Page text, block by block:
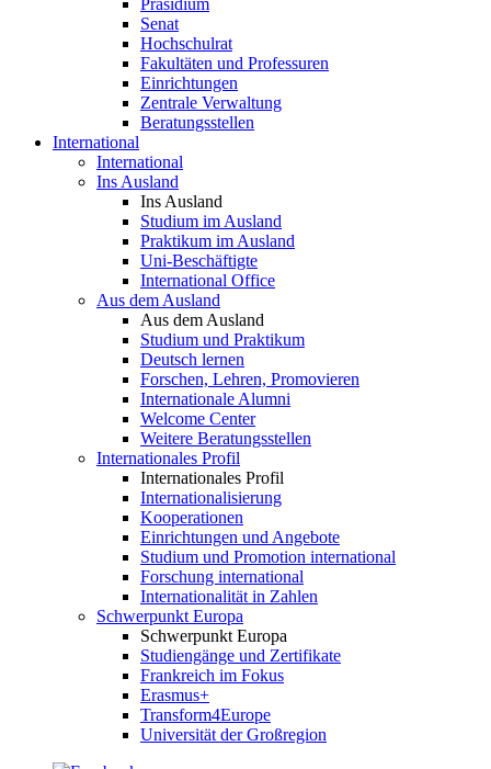
Präsidium
Senat
Hochschulrat
Fakultäten und Professuren
Einrichtungen
Zentrale Verwaltung
Beratungsstellen
International
International
Ins Ausland
Ins Ausland
Studium im Ausland
Praktikum im Ausland
Uni-Beschäftigte
International Office
Aus dem Ausland
Aus dem Ausland
Studium und Praktikum
Deutsch lernen
Forschen, Lehren, Promovieren
Internationale Alumni
Welcome Center
Weitere Beratungsstellen
Internationales Profil
Internationales Profil
Internationalisierung
Kooperationen
Einrichtungen und Angebote
Studium und Promotion international
Forschung international
Internationalität in Zahlen
Schwerpunkt Europa
Schwerpunkt Europa
Studiengänge und Zertifikate
Frankreich im Fokus
Erasmus+
Transform4Europe
Universität der Großregion